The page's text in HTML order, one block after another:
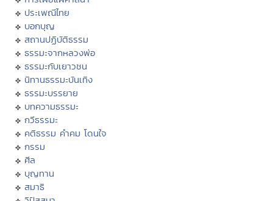
ประเพณีไทย
บอกบุญ
สถานปฏิบัติธรรม
ธรรมะจากหลวงพ่อ
ธรรมะกับเยาวชน
นิทานธรรมะบันเทิง
ธรรมะบรรยาย
บทความธรรมะ
กวีธรรมะ
คติธรรม คำคม โดนใจ
กรรม
ศีล
บุญทาน
สมาธิ